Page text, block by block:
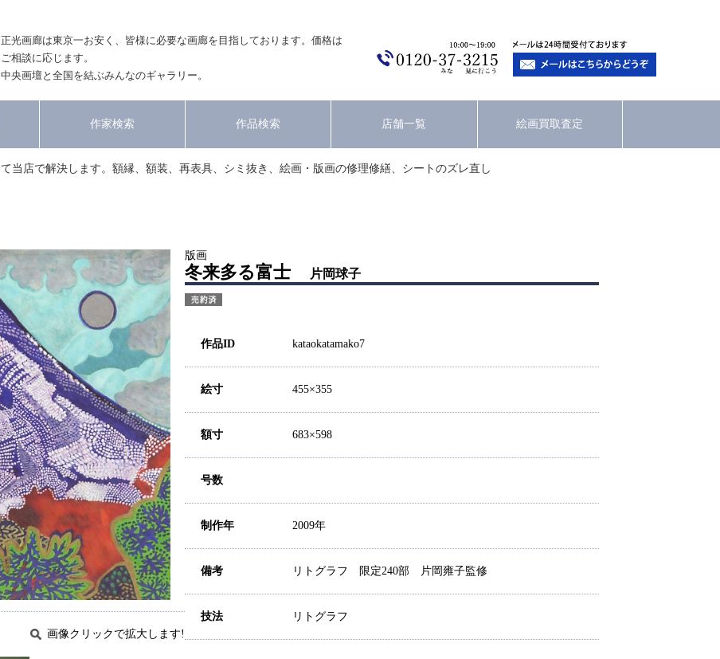
正光画廊は東京一お安く、皆様に必要な画廊を目指しております。価格は
ご相談に応じます。
中央画壇と全国を結ぶみんなのギャラリー。
作家検索 作品検索 店舗一覧 絵画買取査定
当店で解決します。額縁、額装、再表具、シミ抜き、絵画・版画の修理修繕、シートのズレ直し
画像クリックで拡大します!
版画
冬来多る富士 片岡球子
作品ID kataokatamako7
絵寸 455×355
額寸 683×598
号数
制作年 2009年
備考 リトグラフ 限定240部 片岡雍子監修
技法 リトグラフ